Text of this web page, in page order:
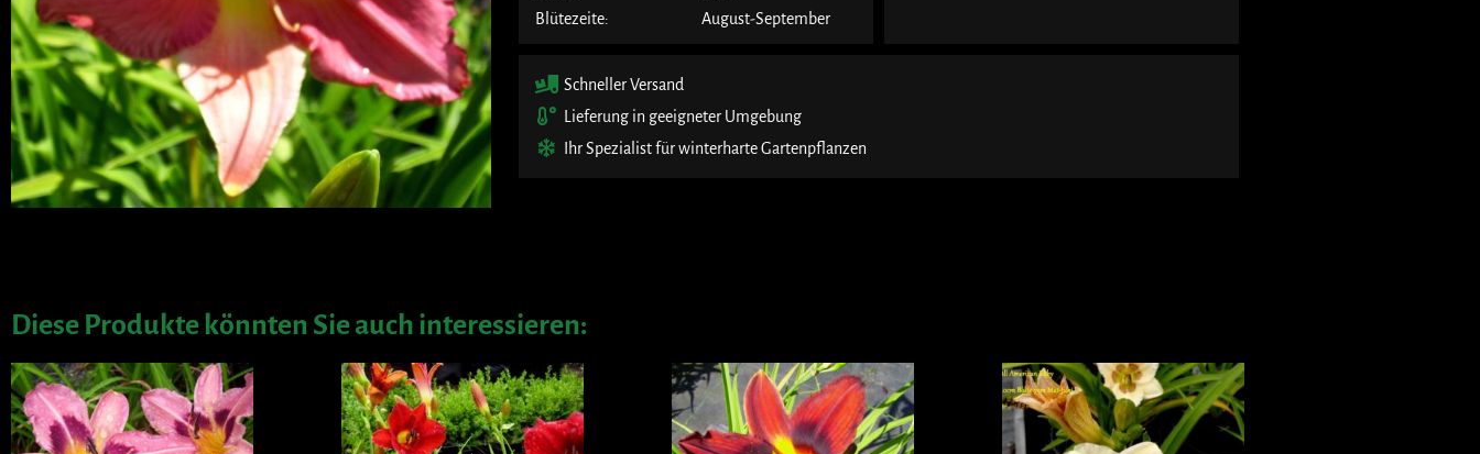
Blütezeite:
August-September
Schneller Versand
Lieferung in geeigneter Umgebung
Ihr Spezialist für winterharte Gartenpflanzen
Diese Produkte könnten Sie auch interessieren: